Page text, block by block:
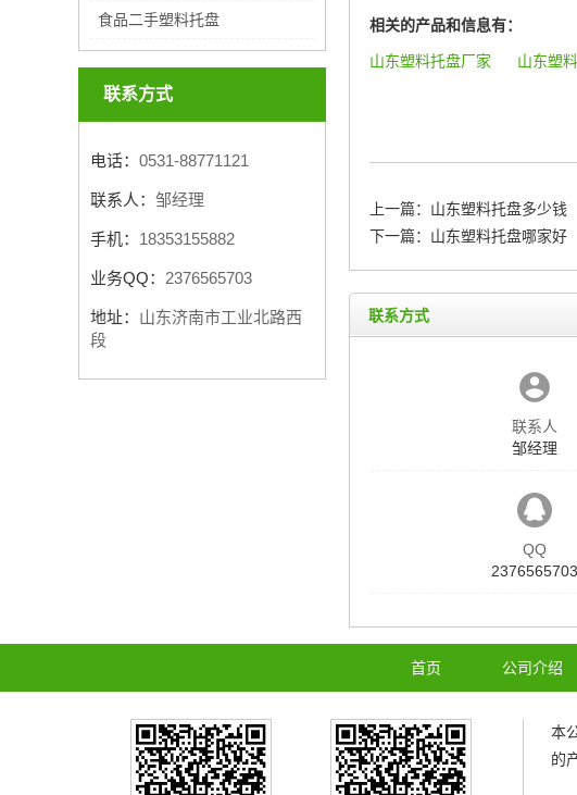
食品二手塑料托盘
联系方式
电话： 0531-88771121
联系人： 邹经理
手机： 18353155882
业务QQ： 2376565703
地址： 山东济南市工业北路西
段
相关的产品和信息有：
山东塑料托盘厂家 山东塑
上一篇： 山东塑料托盘多少钱
下一篇： 山东塑料托盘哪家好
联系方式
联系人
邹经理
QQ
2376565703
首页 公司介绍
本
的